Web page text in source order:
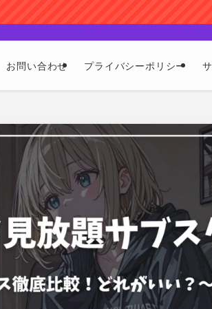
お問い合わせ プライバシーポリシー